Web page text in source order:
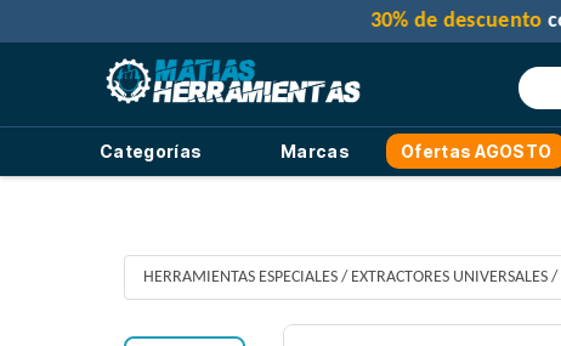
Categorías Marcas Ofertas AGOSTO
HERRAMIENTAS ESPECIALES / EXTRACTORES UNIVERSALES /